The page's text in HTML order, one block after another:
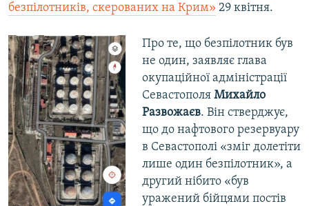
безпілотників, скерованих на Крим» 29 квітня.
Про те, що безпілотник був
не один, заявляє глава
окупаційної адміністрації
Севастополя Михайло
Развожаєв. Він стверджує,
що до нафтового резервуару
в Севастополі «зміг долетіти
лише один безпілотник», а
другий нібито «був
уражений бійцями постів